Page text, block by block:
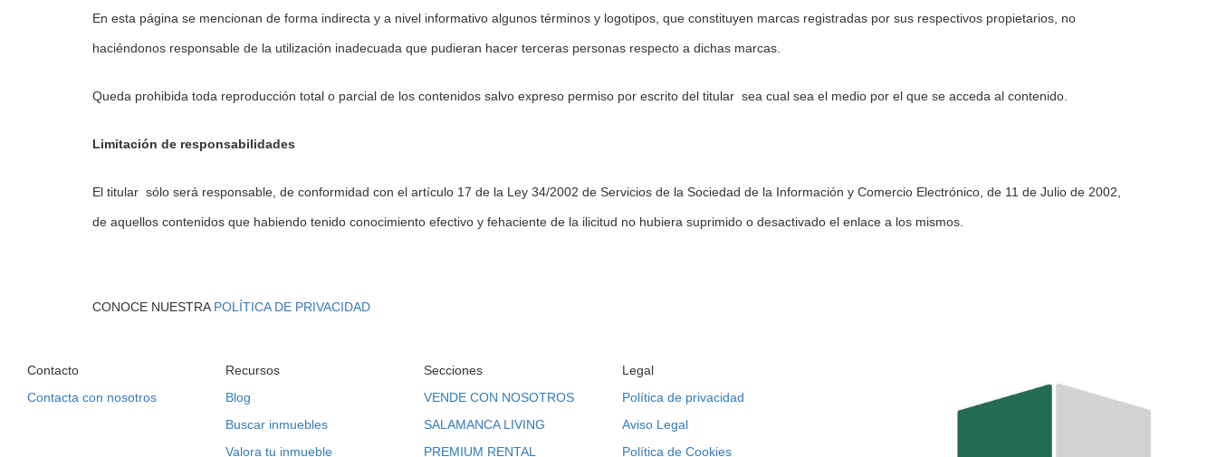
En esta página se mencionan de forma indirecta y a nivel informativo algunos términos y logotipos, que constituyen marcas registradas por sus respectivos propietarios, no
haciéndonos responsable de la utilización inadecuada que pudieran hacer terceras personas respecto a dichas marcas.
Queda prohibida toda reproducción total o parcial de los contenidos salvo expreso permiso por escrito del titular sea cual sea el medio por el que se acceda al contenido.
Limitación de responsabilidades
El titular sólo será responsable, de conformidad con el artículo 17 de la Ley 34/2002 de Servicios de la Sociedad de la Información y Comercio Electrónico, de 11 de Julio de 2002,
de aquellos contenidos que habiendo tenido conocimiento efectivo y fehaciente de la ilicitud no hubiera suprimido o desactivado el enlace a los mismos.
CONOCE NUESTRA POLÍTICA DE PRIVACIDAD
Contacto
Contacta con nosotros
Recursos
Blog
Buscar inmuebles
Valora tu inmueble
Secciones
VENDE CON NOSOTROS
SALAMANCA LIVING
PREMIUM RENTAL
Legal
Política de privacidad
Aviso Legal
Política de Cookies